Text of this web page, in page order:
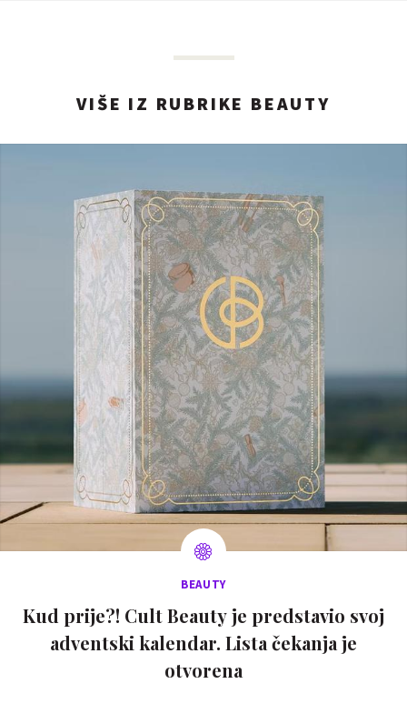
VIŠE IZ RUBRIKE BEAUTY
BEAUTY
Kud prije?! Cult Beauty je predstavio svoj
adventski kalendar. Lista čekanja je
otvorena